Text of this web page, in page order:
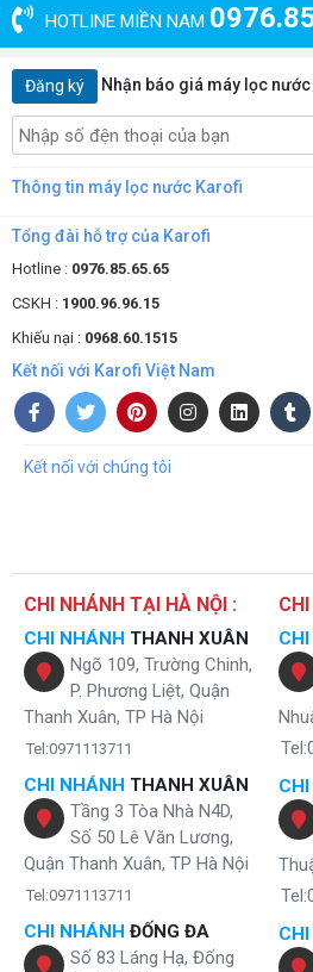
HOTLINE MIỀN NAM
Đăng ký Nhận báo giá máy lọc
Thông tin máy lọc nước Karofi
Tổng đài hỗ trợ của Karofi
Hotline : 0976.85.65.65
CSKH : 1900.96.96.15
Khiếu nại : 0968.60.1515
Kết nối với Karofi Việt Nam
Kết nối với chúng tôi
CHI NHÁNH TẠI HÀ NỘI :
CHI NHÁNH THANH XUÂN
Ngõ 109, Trường Chinh,
P. Phương Liệt, Quận
Thanh Xuân, TP Hà Nội
Tel:0971113711
CHI NHÁNH THANH XUÂN
Tầng 3 Tòa Nhà N4D,
Số 50 Lê Văn Lương,
Quận Thanh Xuân, TP Hà Nội
Tel:0971113711
CHI NHÁNH ĐỐNG ĐA
Số 83 Láng Hạ, Đống